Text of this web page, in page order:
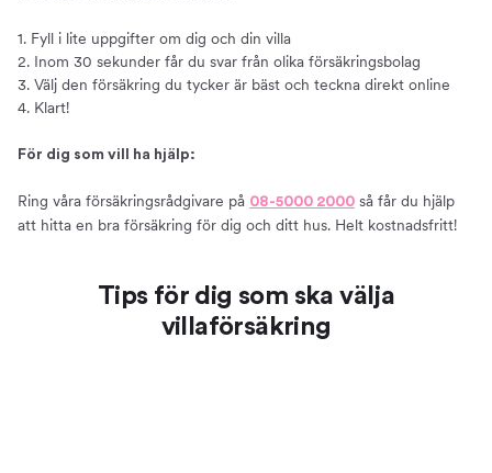
1. Fyll i lite uppgifter om dig och din villa
2. Inom 30 sekunder får du svar från olika försäkringsbolag
3. Välj den försäkring du tycker är bäst och teckna direkt online
4. Klart!
För dig som vill ha hjälp:
Ring våra försäkringsrådgivare på 08-5000 2000 så får du hjälp
att hitta en bra försäkring för dig och ditt hus. Helt kostnadsfritt!
Tips för dig som ska välja
villaförsäkring